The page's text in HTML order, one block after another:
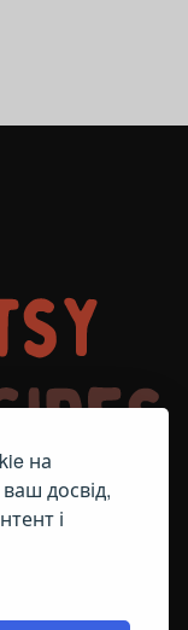
на
досвід,
і